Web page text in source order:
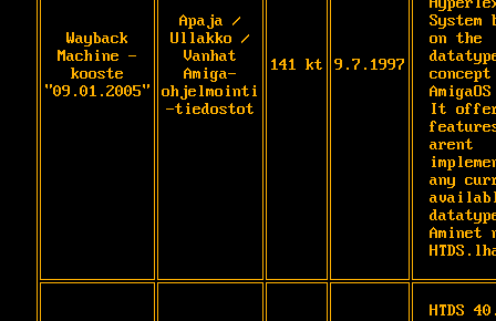
Wayback
Machine -
kooste
"09.01.2005"
Apaja /
Ullakko /
Vanhat
Amiga-
ohjelmointi
-tiedostot
141 kt 9.7.1997
System
on the
It
arent
any
Aminet
HTDS